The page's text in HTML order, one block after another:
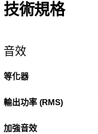
技術規格
音效
等化器
輸出功率 (RMS)
加強音效